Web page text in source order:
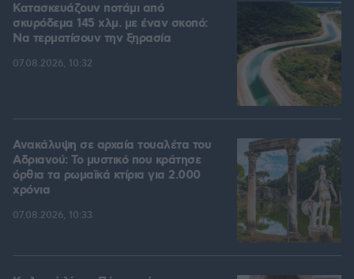
Κατασκευάζουν ποτάμι από
σκυρόδεμα 145 χλμ. με έναν σκοπό:
Να τερματίσουν την ξηρασία
07.08.2026, 10:32
Ανακάλυψη σε αρχαία τουαλέτα του
Αδριανού: Το μυστικό που κράτησε
όρθια τα ρωμαϊκά κτίρια για 2.000
χρόνια
07.08.2026, 10:33